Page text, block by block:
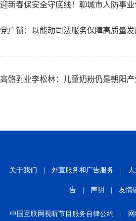
迎新春保安全守底线！聊城市人防事
党广锁：以能动司法服务保障高质量
高骼乳业李松林：儿童奶粉仍是朝阳产